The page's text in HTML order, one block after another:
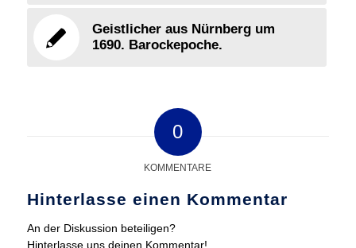
Geistlicher aus Nürnberg um
1690. Barockepoche.
0
KOMMENTARE
Hinterlasse einen Kommentar
An der Diskussion beteiligen?
Hinterlasse uns deinen Kommentar!